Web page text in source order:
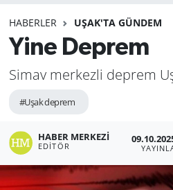
HABERLER UŞAK'TA GÜNDEM
Yine Deprem
Simav merkezli deprem
#Uşak deprem
HABER MERKEZI
EDITÖR
Tüm Manşetler
Son Dakika Haberleri